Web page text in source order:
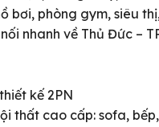
bơi, phòng gym, siêu
nhanh về Thủ Đức –
kế 2PN
thất cao cấp: sofa,